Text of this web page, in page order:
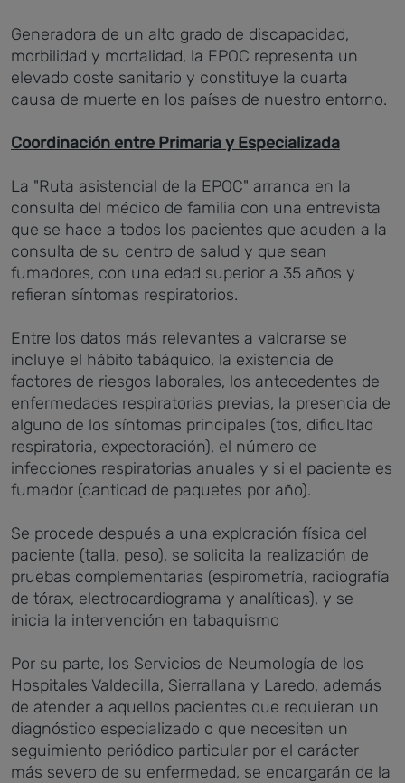
Generadora de un alto grado de discapacidad,
morbilidad y mortalidad, la EPOC representa un
elevado coste sanitario y constituye la cuarta
causa de muerte en los países de nuestro entorno.
Coordinación entre Primaria y Especializada
La "Ruta asistencial de la EPOC" arranca en la
consulta del médico de familia con una entrevista
que se hace a todos los pacientes que acuden a la
consulta de su centro de salud y que sean
fumadores, con una edad superior a 35 años y
refieran síntomas respiratorios.
Entre los datos más relevantes a valorarse se
incluye el hábito tabáquico, la existencia de
factores de riesgos laborales, los antecedentes de
enfermedades respiratorias previas, la presencia de
alguno de los síntomas principales (tos, dificultad
respiratoria, expectoración), el número de
infecciones respiratorias anuales y si el paciente es
fumador (cantidad de paquetes por año).
Se procede después a una exploración física del
paciente (talla, peso), se solicita la realización de
pruebas complementarias (espirometría, radiografía
de tórax, electrocardiograma y analíticas), y se
inicia la intervención en tabaquismo
Por su parte, los Servicios de Neumología de los
Hospitales Valdecilla, Sierrallana y Laredo, además
de atender a aquellos pacientes que requieran un
diagnóstico especializado o que necesiten un
seguimiento periódico particular por el carácter
más severo de su enfermedad, se encargarán de la